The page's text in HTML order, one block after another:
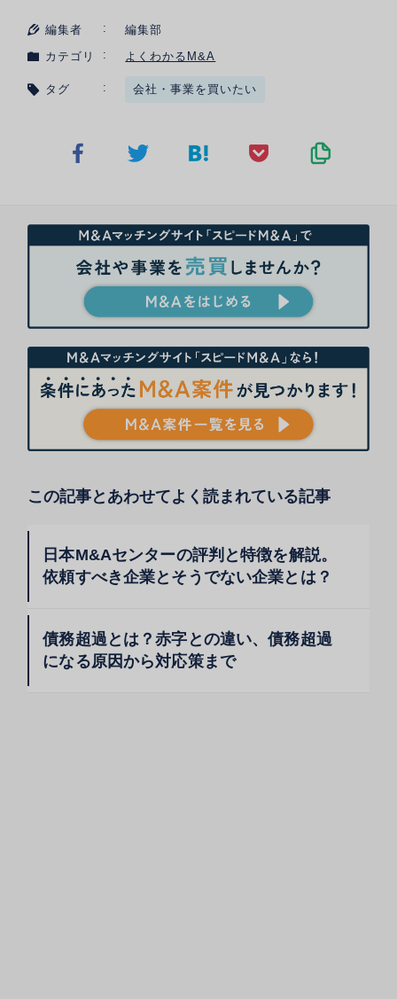
編集者
編集部
カテゴリ
よくわかるM&A
タグ 会社・事業を買いたい
この記事とあわせてよく読まれている記事
日本M&Aセンターの評判と特徴を解説。
依頼すべき企業とそうでない企業とは？
債務超過とは？赤字との違い、債務超過
になる原因から対応策まで